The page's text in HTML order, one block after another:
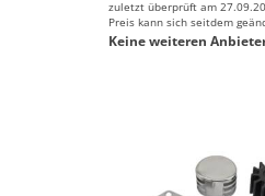
zuletzt überprüft am
Preis kann sich seitdem
Keine weiteren